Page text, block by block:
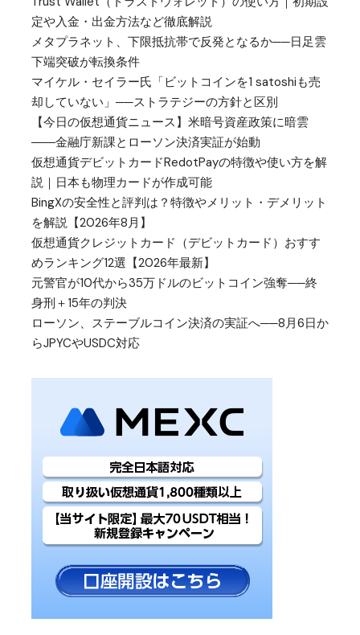
定や入金・出金方法など徹底解説
メタプラネット、下限抵抗帯で反発となるか──日足雲
下端突破が転換条件
マイケル・セイラー氏「ビットコインを1 satoshiも売
却していない」──ストラテジーの方針と区別
【今日の仮想通貨ニュース】米暗号資産政策に暗雲
――金融庁新課とローソン決済実証が始動
仮想通貨デビットカードRedotPayの特徴や使い方を解
説｜日本も物理カードが作成可能
BingXの安全性と評判は？特徴やメリット・デメリット
を解説【2026年8月】
仮想通貨クレジットカード（デビットカード）おすす
めランキング12選【2026年最新】
元警官が10代から35万ドルのビットコイン強奪──終
身刑＋15年の判決
ローソン、ステーブルコイン決済の実証へ──8月6日か
らJPYCやUSDC対応